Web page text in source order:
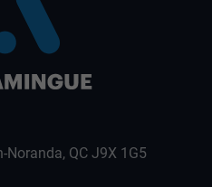
Noranda, QC J9X 1G5